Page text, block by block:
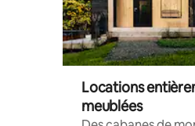
Locations
meublées